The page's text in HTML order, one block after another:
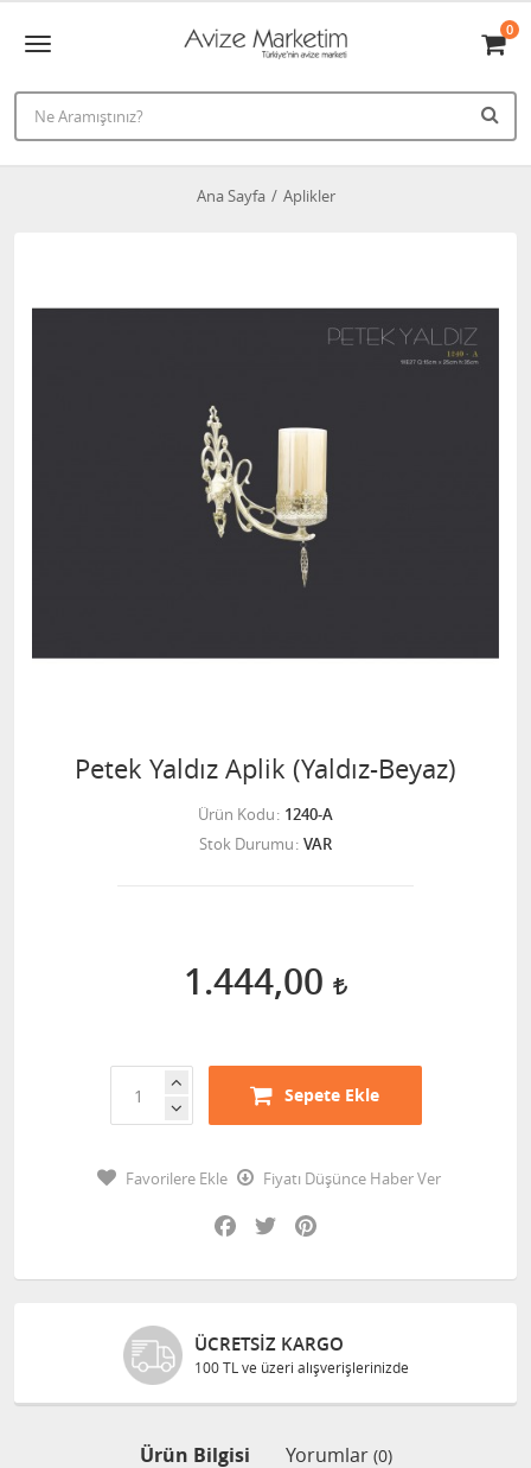
0
Ana Sayfa Aplikler
Petek Yaldız Aplik (Yaldız-Beyaz)
Ürün Kodu 1240-A
Stok Durumu VAR
1.444,00
Sepete Ekle
Favorilere Ekle
Fiyatı Düşünce Haber Ver
Facebook
Twitter
ÜCRETSIZ KARGO
100 TL ve üzeri alışverişlerinizde
Ürün Bilgisi Yorumlar (0)